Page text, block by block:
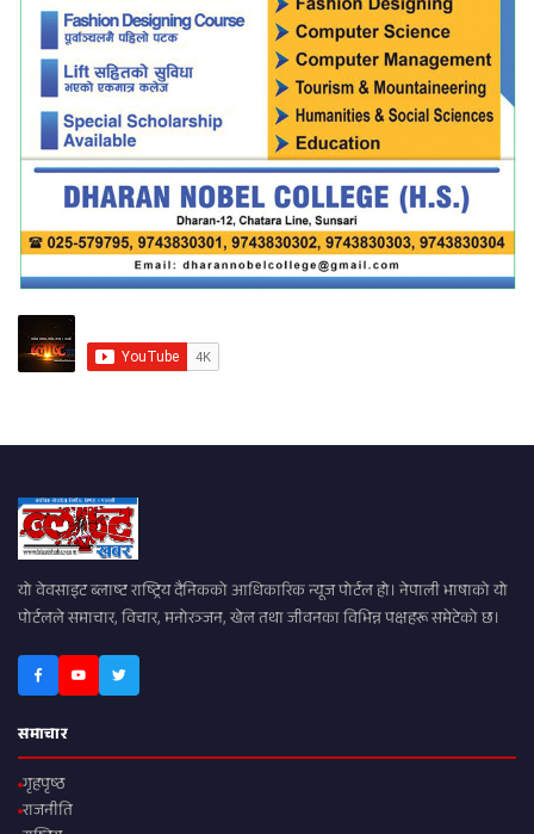
यो वेवसाइट ब्लाष्ट राष्ट्रिय दैनिकको आधिकारिक न्यूज पोर्टल हो। नेपाली भाषाको यो
पोर्टलले समाचार, विचार, मनोरञ्जन, खेल तथा जीवनका विभिन्न पक्षहरू समेटेको छ।
समाचार
गृहपृष्ठ
राजनीति